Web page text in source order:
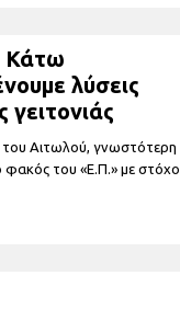
Κάτω
λύσεις
του Αιτωλού, γνωστότερη
του «Ε.Π.» με στόχο